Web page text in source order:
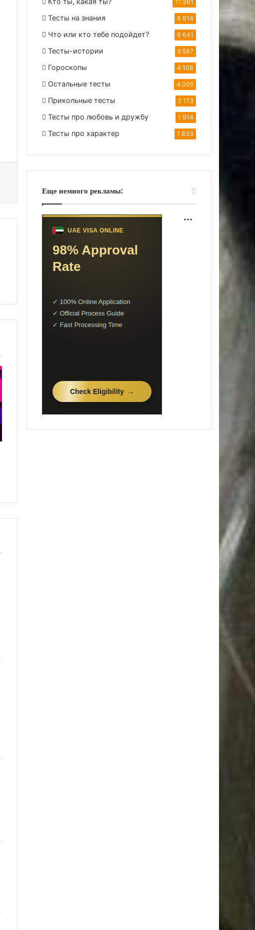
11 361
Тесты на знания 8 614
Что или кто тебе подойдет? 6 641
Тесты-истории 5 587
Гороскопы 4 108
Остальные тесты 4 005
Прикольные тесты 2 173
Тесты про любовь и дружбу 1 914
Тесты про характер 1 833
Еще немного рекламы: